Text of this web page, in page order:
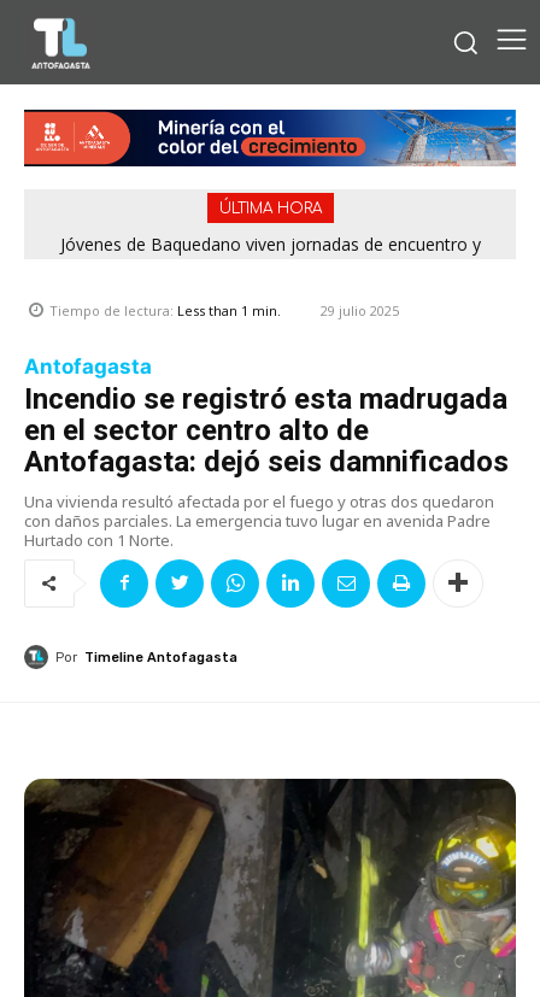
ÚLTIMA HORA
Jóvenes de Baquedano viven jornadas de encuentro y
Tiempo de lectura: Less than 1 min. 29 julio 2025
Antofagasta
Incendio se registró esta madrugada
en el sector centro alto de
Antofagasta: dejó seis damnificados
Una vivienda resultó afectada por el fuego y otras dos quedaron
con daños parciales. La emergencia tuvo lugar en avenida Padre
Hurtado con 1 Norte.
Por Timeline Antofagasta